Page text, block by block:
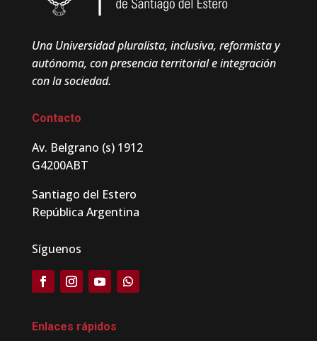
Una Universidad pluralista, inclusiva, reformista y
autónoma, con presencia territorial e integración
con la sociedad.
Contacto
Av. Belgrano (s) 1912
G4200ABT
Santiago del Estero
República Argentina
Síguenos
Enlaces rápidos